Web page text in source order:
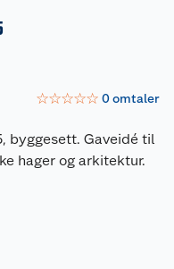
☆☆☆☆☆ 0omtaler
byggesett. Gaveidé til
hager og arkitektur.